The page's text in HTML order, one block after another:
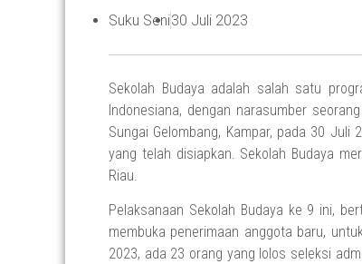
Suku Seni30 Juli 2023
Sekolah Budaya adalah salah satu
Indonesiana, dengan narasumber
Sungai Gelombang, Kampar, pada 30 Juli
yang telah disiapkan. Sekolah Budaya
Riau.
Pelaksanaan Sekolah Budaya ke 9 ini,
membuka penerimaan anggota baru,
2023, ada 23 orang yang lolos seleksi